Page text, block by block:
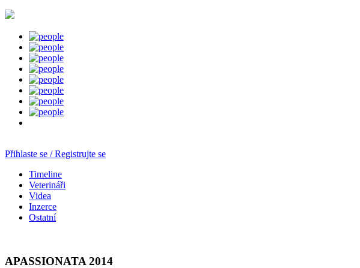
Přihlaste se / Registrujte se
Timeline
Veterináři
Videa
Inzerce
Ostatní
APASSIONATA 2014